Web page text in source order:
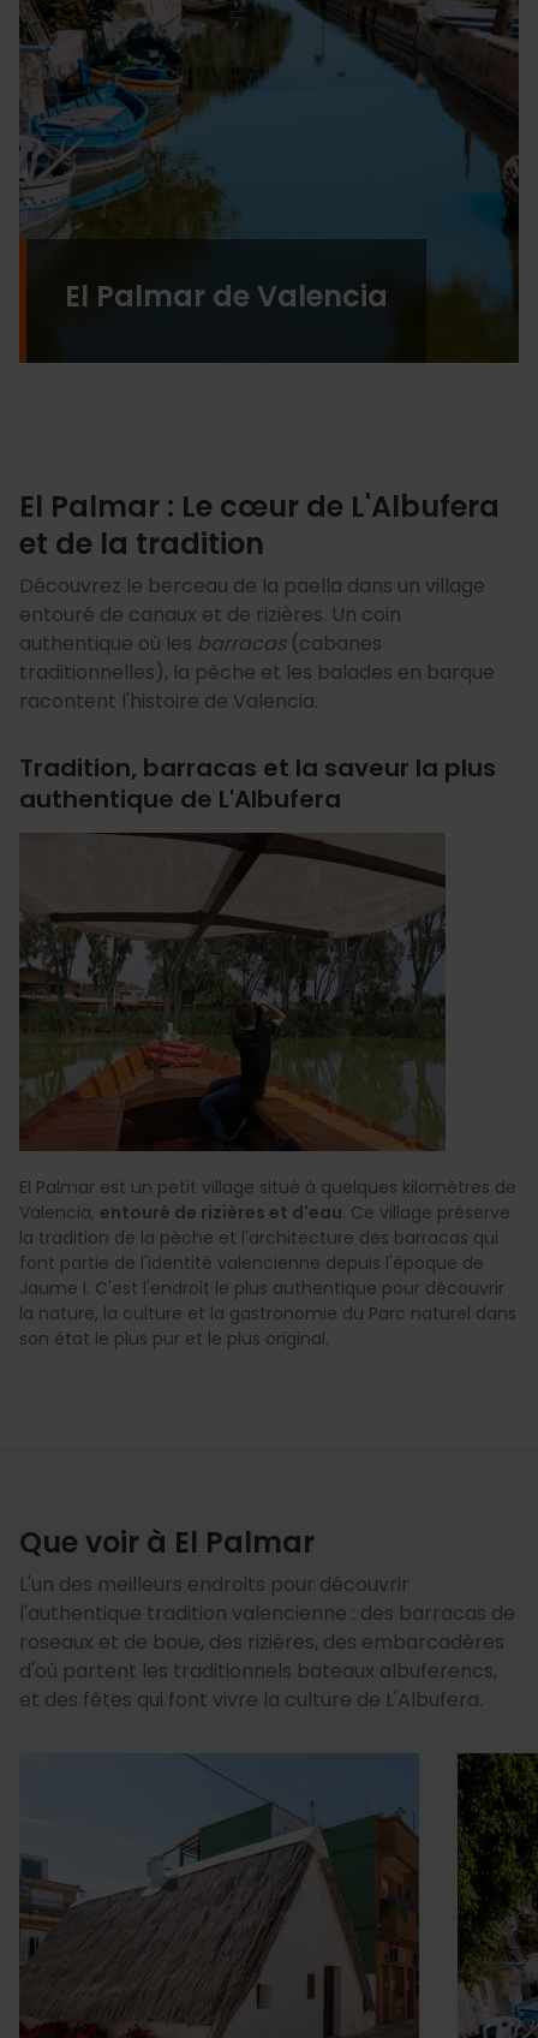
El Palmar de Valencia
El Palmar : Le cœur de L'Albufera
et de la tradition
Découvrez le berceau de la paella dans un village
entouré de canaux et de rizières. Un coin
authentique où les barracas(cabanes
traditionnelles), la pêche et les balades en barque
racontent l'histoire de Valencia.
Tradition, barracas et la saveur la plus
authentique de L'Albufera
El Palmar est un petit village situé à quelques kilomètres de
Valencia, entouré de rizières et d'eau. Ce village préserve
la tradition de la pêche et l'architecture des barracas qui
font partie de l'identité valencienne depuis l'époque de
Jaume I. C'est l'endroit le plus authentique pour découvrir
la nature, la culture et la gastronomie du Parc naturel dans
son état le plus pur et le plus original.
Que voir à El Palmar
L'un des meilleurs endroits pour découvrir
l'authentique tradition valencienne : des barracas de
roseaux et de boue, des rizières, des embarcadères
d'où partent les traditionnels bateaux albuferencs,
et des fêtes qui font vivre la culture de L'Albufera.